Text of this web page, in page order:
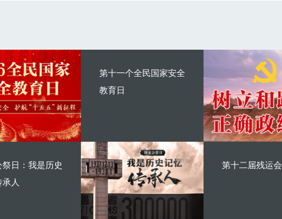
第十一个全民国家安全
教育日
祭日：我是历史
承人
第十二届残运会